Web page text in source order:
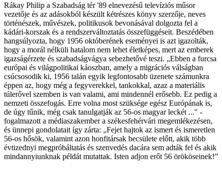
Rákay Philip a Szabadság tér '89 elnevezésű televíziós műsor
vezetője és az adásokból készült kétrészes könyv szerzője, neves
történészek, művészek, politikusok bevonásával dolgozta fel a
kádári-korszak és a rendszerváltoztatás összefüggéseit. Beszédében
hangsúlyozta, hogy 1956 októberének eseményei is azt igazolták,
hogy a morál nélküli hatalom nem lehet életképes, mert az emberek
igazságérzete és szabadságvágya sebezhetővé teszi. „Ebben a furcsa
európai és világpolitikai káoszban, amely a migrációs válságban
csúcsosodik ki, 1956 talán egyik legfontosabb üzenete számunkra
éppen az, hogy még a fegyverekkel, tankokkal, azaz a materiális
túlerővel szemben is van valami, ami mindennél erősebb. Ez pedig a
nemzeti összefogás. Erre volna most szüksége egész Európának is,
de úgy tűnik, még csak tanulgatják az 56-os magyar leckét ..." -
fogalmazott a médiaszakember a székesfehérvári megemlékezésen,
és ünnepi gondolatait így zárta: „Fejet hajtok az ismert és ismeretlen
56-os hősök, valamint azon honfitársak becsülete előtt, akik több
évtizednyi megpróbáltatás és szenvedés dacára sem adták fel és akik
mindannyiunknak példát mutattak. Isten adjon erőt 56 örököseinek!”